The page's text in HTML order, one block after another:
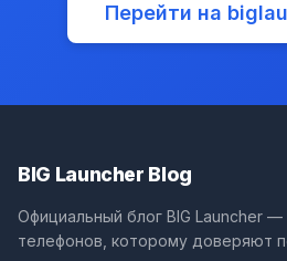
Перейти на
BIG Launcher Blog
Официальный блог BIG Launcher
телефонов, которому доверяют